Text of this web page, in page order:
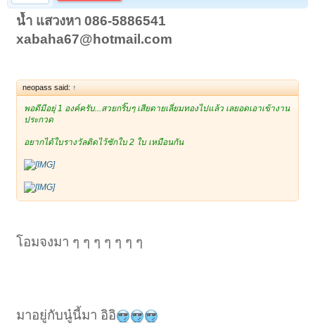
น้ำ แสวงหา 086-5886541
xabaha67@hotmail.com
neopass said: ↑
พอดีมีอยุ่ 1 องค์ครับ...สวยกริ๊บๆ เสียดายเลี่ยมทองไปแล้ว เลยอดเอาเข้างาน
ประกวด
อยากได้ใบรางวัลติดไว้ซักใบ 2 ใบ เหมือนกัน
โอมจงมา ๆ ๆ ๆ ๆ ๆ ๆ ๆ
มาอยู่กับนู๋นี้มา อิอิ